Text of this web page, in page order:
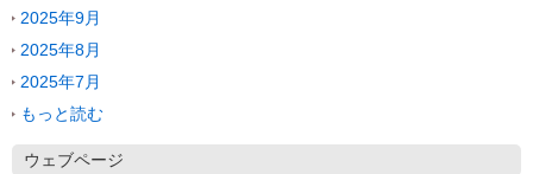
2025年9月
2025年8月
2025年7月
もっと読む
ウェブページ